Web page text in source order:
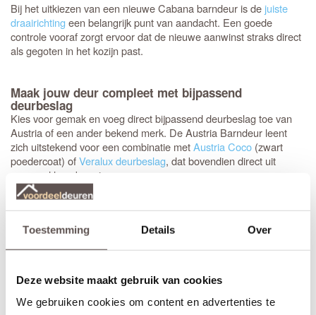
Toestemming Details Over
Deze website maakt gebruik van cookies
We gebruiken cookies om content en advertenties te
Bij het uitkiezen van een nieuwe Cabana barndeur is de juiste
draairichtingeen belangrijk punt van aandacht. Een goede
controle vooraf zorgt ervoor dat de nieuwe aanwinst straks direct
als gegoten in het kozijn past.
Maak jouw deur compleet met bijpassend
deurbeslag
Kies voor gemak en voeg direct bijpassend deurbeslag toe van
Austria of een ander bekend merk. De Austria Barndeur leent
zich uitstekend voor een combinatie metAustria Coco (zwart
poedercoat) ofVeralux deurbeslag, dat bovendien direct uit
voorraad leverbaar is.
Het advies is om stompe deuren af te hangen met drie
gekozen voor een
zwart 89 mm kogellagerscharnier met ronde
hoeken. Met het juiste gereedschap, zoals een freesmal, worden
resultaat.
Het is aan te raden om te kiezen voor een tochtvaldorpel tussen